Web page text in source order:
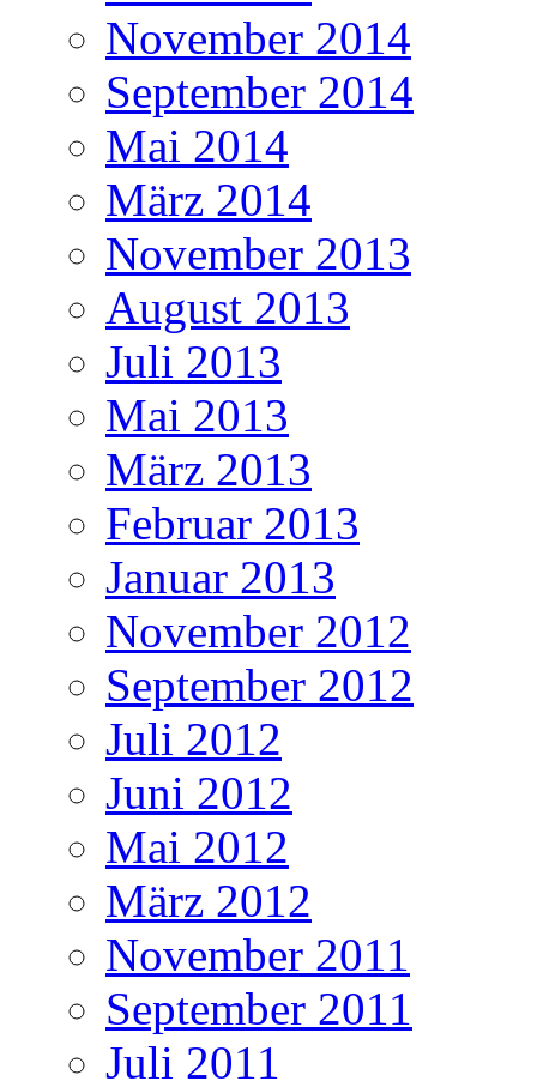
November 2014
September 2014
Mai 2014
März 2014
November 2013
August 2013
Juli 2013
Mai 2013
März 2013
Februar 2013
Januar 2013
November 2012
September 2012
Juli 2012
Juni 2012
Mai 2012
März 2012
November 2011
September 2011
Juli 2011